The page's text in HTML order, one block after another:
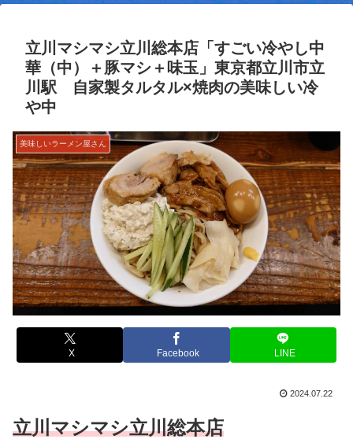
立川マシマシ立川総本店「すごい冷やし中
華（中）＋豚マシ＋味玉」東京都立川市立
川駅 自家製タルタル×焼肉の美味しい冷
や中
美味しいラーメン屋さん
X Facebook LINE
2024.07.22
立川マシマシ立川総本店